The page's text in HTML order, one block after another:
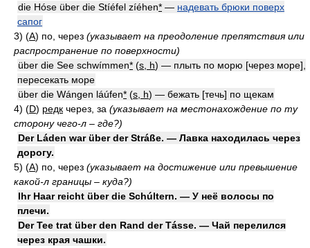
die Hóse über die Stíéfel zíéhen* — надевать брюки поверх
сапог
3) (A) по, через (указывает на преодоление препятствия или
распространение по поверхности)
über die See schwímmen* (s, h) — плыть по морю [через море],
пересекать море
über die Wángen láúfen* (s, h) — бежать [течь] по щекам
4) (D) редк через, за (указывает на местонахождение по ту
сторону чего-л – где?)
Der Láden war über der Stráße. — Лавка находилась через
дорогу.
5) (A) по, через (указывает на достижение или превышение
какой-л границы – куда?)
Ihr Haar reicht über die Schúltern. — У неё волосы по
плечи.
Der Tee trat über den Rand der Tásse. — Чай перелился
через края чашки.